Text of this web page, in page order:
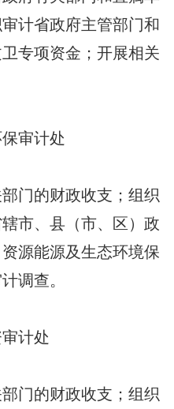
计省政府主管部门和
专项资金；开展相关
审计处
门的财政收支；组织
市、县（市、区）政
源能源及生态环境保
调查。
计处
门的财政收支；组织